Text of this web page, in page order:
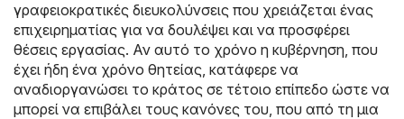
γραφειοκρατικές διευκολύνσεις που χρειάζεται ένας
επιχειρηματίας για να δουλέψει και να προσφέρει
θέσεις εργασίας. Αν αυτό το χρόνο η κυβέρνηση, που
έχει ήδη ένα χρόνο θητείας, κατάφερε να
αναδιοργανώσει το κράτος σε τέτοιο επίπεδο ώστε να
μπορεί να επιβάλει τους κανόνες του, που από τη μια